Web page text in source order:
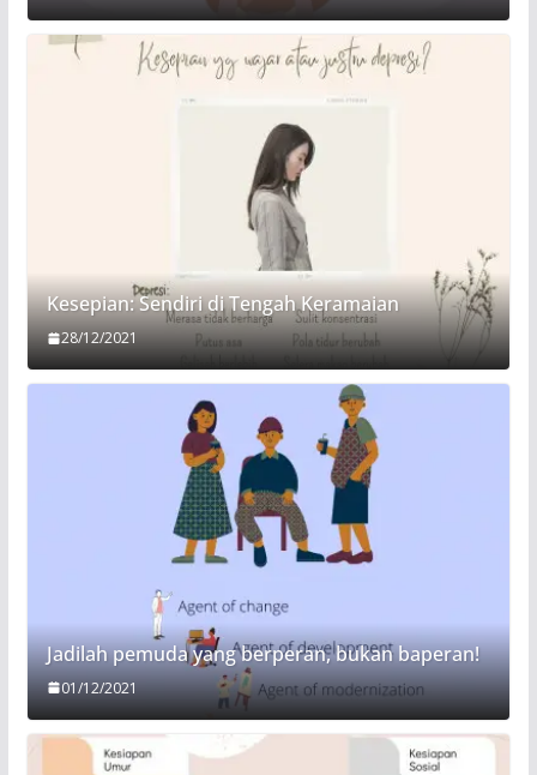
Kesepian: Sendiri di Tengah Keramaian
28/12/2021
Jadilah pemuda yang berperan, bukan baperan!
01/12/2021